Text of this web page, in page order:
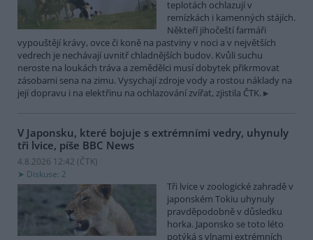
teplotách ochlazují v
remízkách i kamenných stájích.
Někteří jihočeští farmáři
vypouštějí krávy, ovce či koně na pastviny v noci a v největších
vedrech je nechávají uvnitř chladnějších budov. Kvůli suchu
neroste na loukách tráva a zemědělci musí dobytek přikrmovat
zásobami sena na zimu. Vysychají zdroje vody a rostou náklady na
její dopravu i na elektřinu na ochlazování zvířat, zjistila ČTK.
V Japonsku, které bojuje s extrémními vedry, uhynuly
tři lvice, píše BBC News
4.8.2026 12:42 (ČTK)
Diskuse: 2
Tři lvice v zoologické zahradě v
japonském Tokiu uhynuly
pravděpodobně v důsledku
horka. Japonsko se toto léto
potýká s vlnami extrémních